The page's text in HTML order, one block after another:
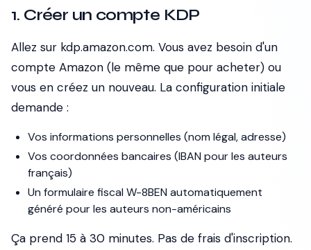
1. Créer un compte KDP
Allez sur kdp.amazon.com. Vous avez besoin d'un
compte Amazon (le même que pour acheter) ou
vous en créez un nouveau. La configuration initiale
demande :
Vos informations personnelles (nom légal, adresse)
Vos coordonnées bancaires (IBAN pour les auteurs
français)
Un formulaire fiscal W-8BEN automatiquement
généré pour les auteurs non-américains
Ça prend 15 à 30 minutes. Pas de frais d'inscription.